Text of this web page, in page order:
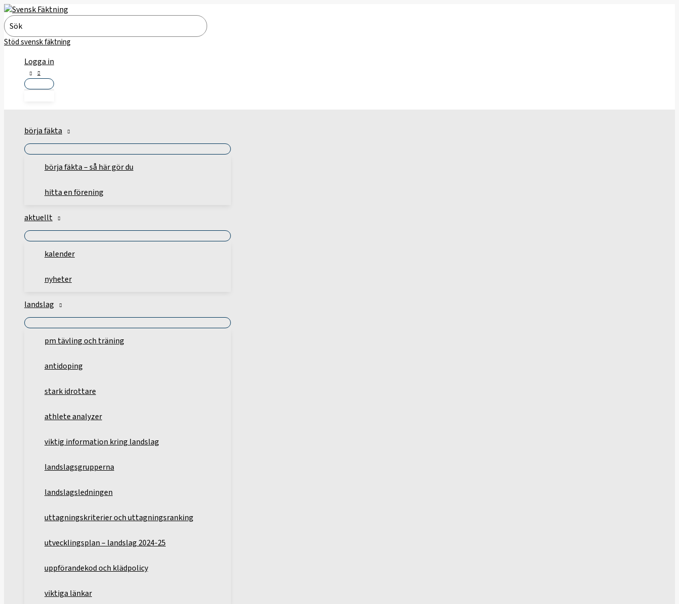
Hoppa
till
innehåll
Search
for:
Stöd svensk fäktning
Logga in
börja fäkta
börja fäkta – så här gör du
hitta en förening
aktuellt
kalender
nyheter
landslag
pm tävling och träning
antidoping
stark idrottare
athlete analyzer
viktig information kring landslag
landslagsgrupperna
landslagsledningen
uttagningskriterier och uttagningsranking
utvecklingsplan – landslag 2024-25
uppförandekod och klädpolicy
viktiga länkar